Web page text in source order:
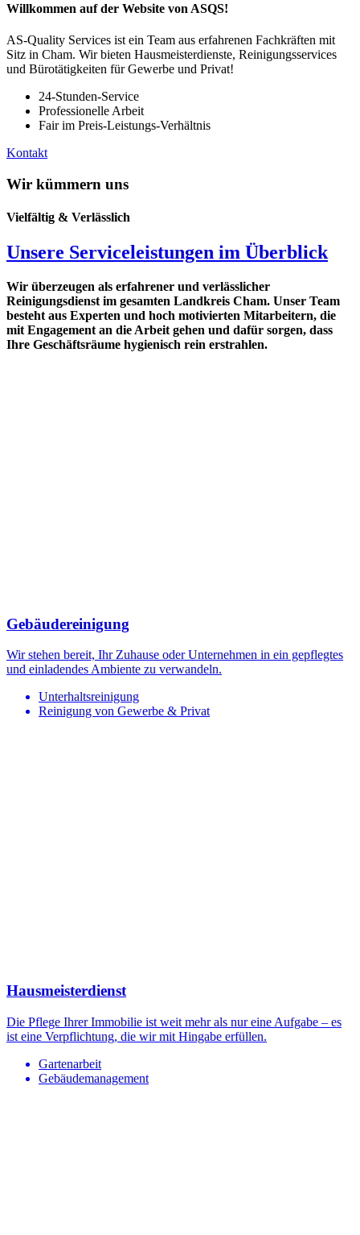
Willkommen auf der Website von ASQS!
AS-Quality Services ist ein Team aus erfahrenen Fachkräften mit
Sitz in Cham. Wir bieten Hausmeisterdienste, Reinigungsservices
und Bürotätigkeiten für Gewerbe und Privat!
24-Stunden-Service
Professionelle Arbeit
Fair im Preis-Leistungs-Verhältnis
Kontakt
Wir kümmern uns
Vielfältig & Verlässlich
Unsere Serviceleistungen im Überblick
Wir überzeugen als erfahrener und verlässlicher
Reinigungsdienst im gesamten Landkreis Cham. Unser Team
besteht aus Experten und hoch motivierten Mitarbeitern, die
mit Engagement an die Arbeit gehen und dafür sorgen, dass
Ihre Geschäftsräume hygienisch rein erstrahlen.
Gebäudereinigung
Wir stehen bereit, Ihr Zuhause oder Unternehmen in ein gepflegtes
und einladendes Ambiente zu verwandeln.
Unterhaltsreinigung
Reinigung von Gewerbe & Privat
Hausmeisterdienst
Die Pflege Ihrer Immobilie ist weit mehr als nur eine Aufgabe – es
ist eine Verpflichtung, die wir mit Hingabe erfüllen.
Gartenarbeit
Gebäudemanagement